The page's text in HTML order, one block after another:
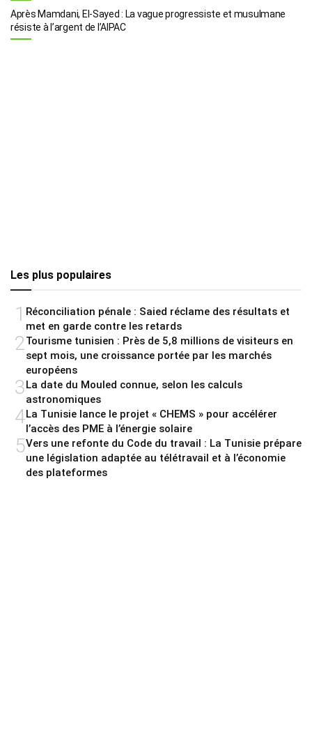
Après Mamdani, El-Sayed : La vague progressiste et musulmane
résiste à l’argent de l’AIPAC
Les plus populaires
1 Réconciliation pénale : Saied réclame des résultats et
met en garde contre les retards
2Tourisme tunisien : Près de 5,8 millions de visiteurs en
sept mois, une croissance portée par les marchés
européens
3 La date du Mouled connue, selon les calculs
astronomiques
4La Tunisie lance le projet « CHEMS » pour accélérer
l’accès des PME à l’énergie solaire
5Vers une refonte du Code du travail : La Tunisie prépare
une législation adaptée au télétravail et à l’économie
des plateformes